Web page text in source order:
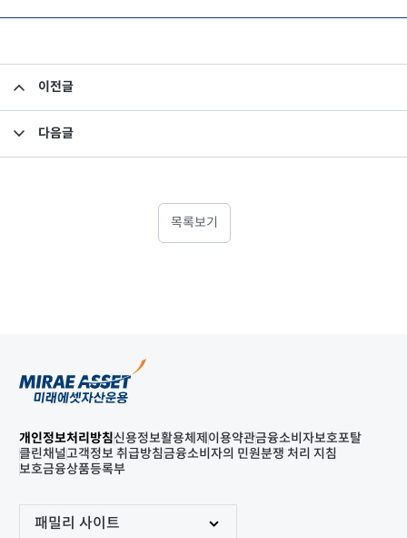
이전글
다음글
목록보기
개인정보처리방침신용정보활용체제 이용약관금융소비자보호포탈
클린채널고객정보 취급방침금융소비자의 민원분쟁 처리 지침
보호금융상품등록부
패밀리 사이트